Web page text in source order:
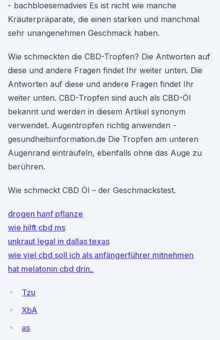
- bachbloesemadvies Es ist nicht wie manche
Kräuterpräparate, die einen starken und manchmal
sehr unangenehmen Geschmack haben.
Wie schmeckten die CBD-Tropfen? Die Antworten auf
diese und andere Fragen findet Ihr weiter unten. Die
Antworten auf diese und andere Fragen findet Ihr
weiter unten. CBD-Tropfen sind auch als CBD-Öl
bekannt und werden in diesem Artikel synonym
verwendet. Augentropfen richtig anwenden -
gesundheitsinformation.de Die Tropfen am unteren
Augenrand einträufeln, ebenfalls ohne das Auge zu
berühren.
Wie schmeckt CBD Öl – der Geschmackstest.
drogen hanf pflanze
wie hilft cbd ms
unkraut legal in dallas texas
wie viel cbd soll ich als anfängerführer mitnehmen
hat melatonin cbd drin_
Tzu
XbA
as